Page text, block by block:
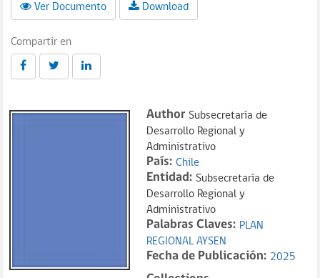
Ver Documento Download
Compartir en
Author Subsecretaría de
Desarrollo Regional y
Administrativo
País: Chile
Entidad: Subsecretaría de
Desarrollo Regional y
Administrativo
Palabras Claves: PLAN
REGIONAL AYSEN
Fecha de Publicación: 2025